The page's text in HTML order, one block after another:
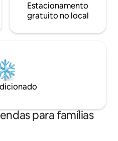
Estacionamento
gratuito no local
para famílias